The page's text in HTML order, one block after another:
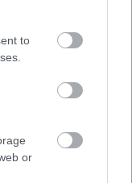
to
or
να πετύχουν τα
κάποια
να
δοκιμασιών